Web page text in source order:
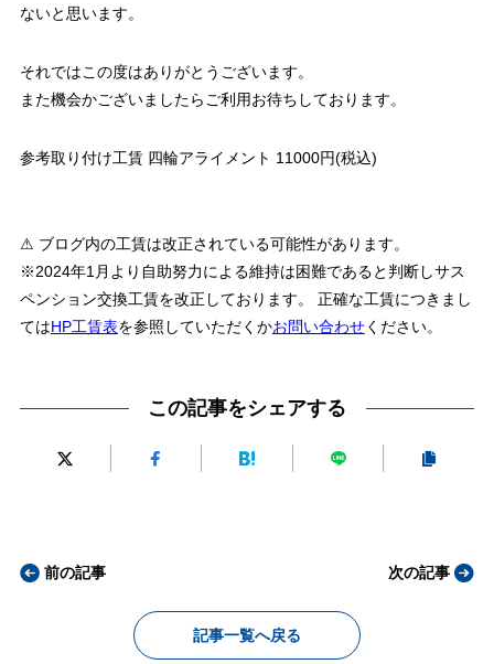
ないと思います。
それではこの度はありがとうございます。
また機会かございましたらご利用お待ちしております。
参考取り付け工賃 四輪アライメント 11000円(税込)
⚠ ブログ内の工賃は改正されている可能性があります。
※2024年1月より自助努力による維持は困難であると判断しサス
ペンション交換工賃を改正しております。 正確な工賃につきまし
てはHP工賃表を参照していただくかお問い合わせください。
この記事をシェアする
前の記事
記事一覧へ戻る
次の記事